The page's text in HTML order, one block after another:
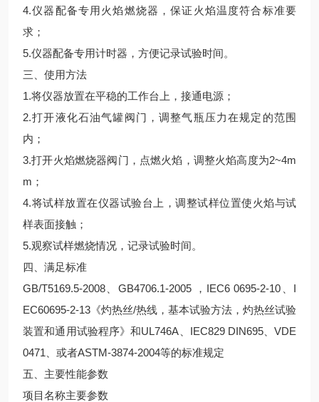
4.仪器配备专用火焰燃烧器，保证火焰温度符合标准要
求；
5.仪器配备专用计时器，方便记录试验时间。
三、使用方法
1.将仪器放置在平稳的工作台上，接通电源；
2.打开液化石油气罐阀门，调整气瓶压力在规定的范围
内；
3.打开火焰燃烧器阀门，点燃火焰，调整火焰高度为2~4m
m；
4.将试样放置在仪器试验台上，调整试样位置使火焰与试
样表面接触；
5.观察试样燃烧情况，记录试验时间。
四、满足标准
GB/T5169.5-2008、GB4706.1-2005 ，IEC6 0695-2-10、I
EC60695-2-13《灼热丝/热线，基本试验方法，灼热丝试验
装置和通用试验程序》和UL746A、IEC829 DIN695、VDE
0471、或者ASTM-3874-2004等的标准规定
五、主要性能参数
项目名称主要参数